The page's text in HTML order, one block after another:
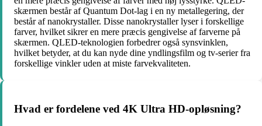
skærmen består af Quantum Dot-lag i en ny metallegering, der
består af nanokrystaller. Disse nanokrystaller lyser i forskellige
farver, hvilket sikrer en mere præcis gengivelse af farverne på
skærmen. QLED-teknologien forbedrer også synsvinklen,
hvilket betyder, at du kan nyde dine yndlingsfilm og tv-serier fra
forskellige vinkler uden at miste farvekvaliteten.
Hvad er fordelene ved 4K Ultra HD-opløsning?